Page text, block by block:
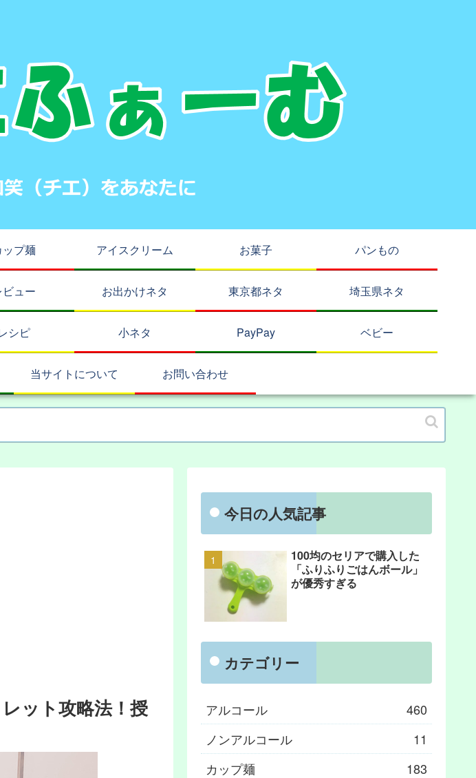
ップ麺 アイスクリーム お菓子 パンもの
ビュー お出かけネタ 東京都ネタ 埼玉県ネタ
シピ 小ネタ PayPay ベビー
当サイトについて お問い合わせ
ット攻略法！授
今日の人気記事
100均のセリアで購入した
「ふりふりごはんボール」
が優秀すぎる
カテゴリー
アルコール
460
ノンアルコール
11
カップ麺
183